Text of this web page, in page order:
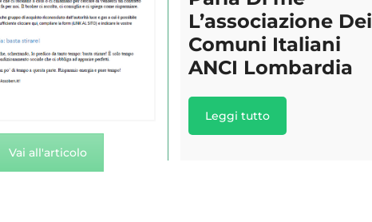
Vai all'articolo
L’associazione Dei
Comuni Italiani
ANCI Lombardia
Leggi tutto